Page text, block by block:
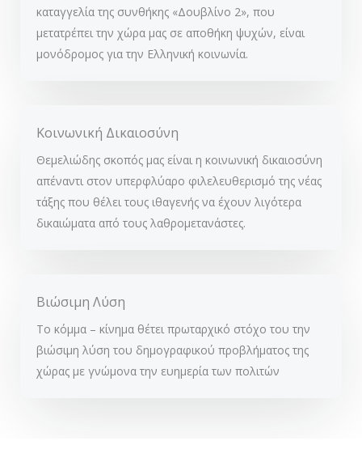
καταγγελία της συνθήκης «Δουβλίνο 2», που
μετατρέπει την χώρα μας σε αποθήκη ψυχών, είναι
μονόδρομος για την Ελληνική κοινωνία.
Κοινωνική Δικαιοσύνη
Θεμελιώδης σκοπός μας είναι η κοινωνική δικαιοσύνη
απέναντι στον υπερφλύαρο φιλελευθερισμό της νέας
τάξης που θέλει τους ιθαγενής να έχουν λιγότερα
δικαιώματα από τους λαθρομετανάστες.
Βιώσιμη Λύση
Το κόμμα – κίνημα θέτει πρωταρχικό στόχο του την
βιώσιμη λύση του δημογραφικού προβλήματος της
χώρας με γνώμονα την ευημερία των πολιτών